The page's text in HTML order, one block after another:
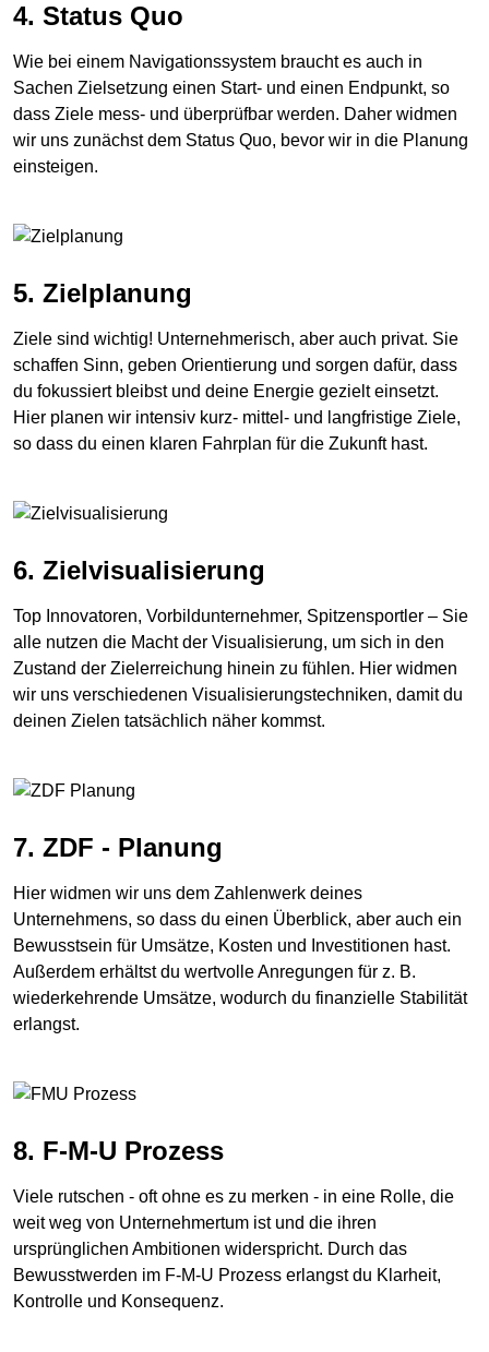
4. Status Quo
Wie bei einem Navigationssystem braucht es auch in
Sachen Zielsetzung einen Start- und einen Endpunkt, so
dass Ziele mess- und überprüfbar werden. Daher widmen
wir uns zunächst dem Status Quo, bevor wir in die Planung
einsteigen.
5. Zielplanung
Ziele sind wichtig! Unternehmerisch, aber auch privat. Sie
schaffen Sinn, geben Orientierung und sorgen dafür, dass
du fokussiert bleibst und deine Energie gezielt einsetzt.
Hier planen wir intensiv kurz- mittel- und langfristige Ziele,
so dass du einen klaren Fahrplan für die Zukunft hast.
6. Zielvisualisierung
Top Innovatoren, Vorbildunternehmer, Spitzensportler – Sie
alle nutzen die Macht der Visualisierung, um sich in den
Zustand der Zielerreichung hinein zu fühlen. Hier widmen
wir uns verschiedenen Visualisierungstechniken, damit du
deinen Zielen tatsächlich näher kommst.
7. ZDF - Planung
Hier widmen wir uns dem Zahlenwerk deines
Unternehmens, so dass du einen Überblick, aber auch ein
Bewusstsein für Umsätze, Kosten und Investitionen hast.
Außerdem erhältst du wertvolle Anregungen für z. B.
wiederkehrende Umsätze, wodurch du finanzielle Stabilität
erlangst.
8. F-M-U Prozess
Viele rutschen - oft ohne es zu merken - in eine Rolle, die
weit weg von Unternehmertum ist und die ihren
ursprünglichen Ambitionen widerspricht. Durch das
Bewusstwerden im F-M-U Prozess erlangst du Klarheit,
Kontrolle und Konsequenz.